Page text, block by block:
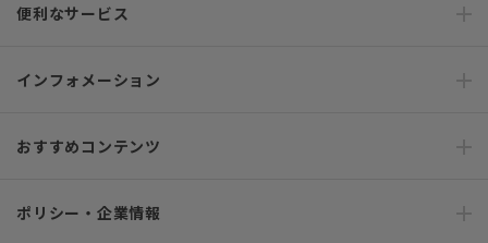
便利なサービス
インフォメーション
おすすめコンテンツ
ポリシー・企業情報